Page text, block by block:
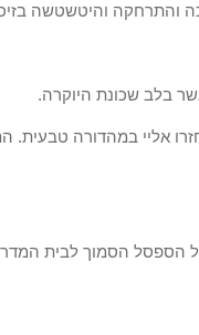
והתרחקה והיטשטשה
בלב שכונת היוקרה.
אליי במהדורה טבעית.
הספסל הסמוך לבית